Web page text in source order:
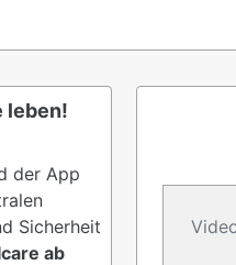
leben!
der App
Sicherheit
ab